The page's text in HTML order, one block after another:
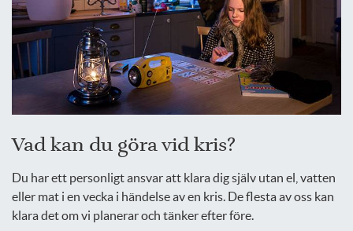
Vad kan du göra vid kris?
Du har ett personligt ansvar att klara dig själv utan el, vatten
eller mat i en vecka i händelse av en kris. De flesta av oss kan
klara det om vi planerar och tänker efter före.